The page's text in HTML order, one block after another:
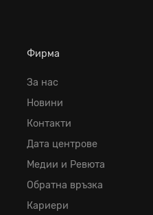
Фирма
За нас
Новини
Контакти
Дата центрове
Медии и Ревюта
Обратна връзка
Кариери